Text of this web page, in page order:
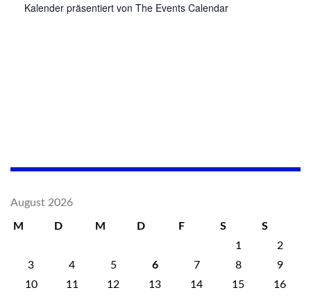
Kalender präsentiert von The Events Calendar
August 2026
M D M D F S
S
1
2
3
4 5 6 7 8
9
10
11 12 13 14 15
16